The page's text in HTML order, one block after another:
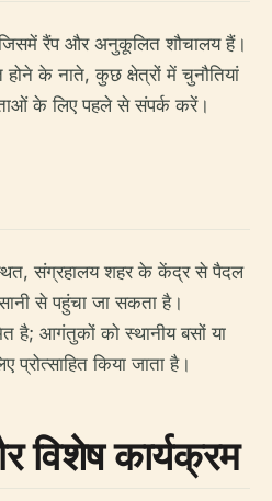
रैंप और अनुकूलित शौचालय हैं।
होने के नाते, कुछ क्षेत्रों में चुनौतियां
के लिए पहले से संपर्क करें।
संग्रहालय शहर के केंद्र से पैदल
से पहुंचा जा सकता है।
है; आगंतुकों को स्थानीय बसों या
किया जाता है।
विशेष कार्यक्रम